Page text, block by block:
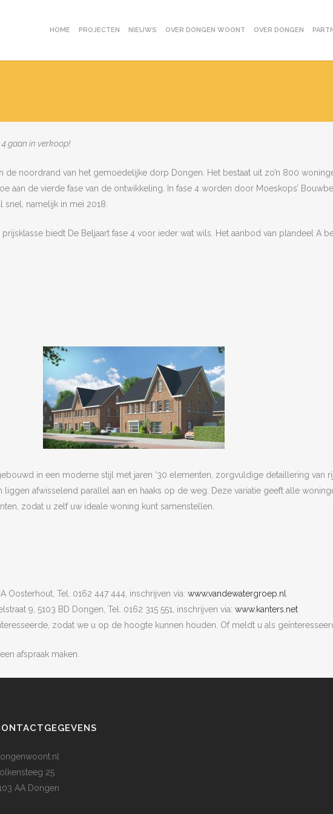
HOME PROJECTEN NIEUWS OVER DONGEN WOONT OVER DONGEN
gaan in verkoop!
de noordrand van het gemoedelijke dorp Dongen. Het bestaat uit zo’n 800
aan de vierde fase van de ontwikkeling. In fase 4 worden door Moeskops’
namelijk in mei 2018.
biedt De Beljaart fase 4 voor ieder wat wils. Het aanbod van plandeel A
in een moderne stijl met jaren ’30 elementen, zorgvuldige detaillering van
afwisselend parallel aan en haaks op de weg. Deze variatie geeft alle
zodat u zelf uw ideale woning kunt samenstellen.
Oosterhout, Tel. 0162 447 444, inschrijven via: www.vandewatergroep.nl
9, 5103 BD Dongen, Tel. 0162 315 551, inschrijven via: www.kanters.net
zodat we u op de hoogte kunnen houden. Of meldt u als
afspraak maken.
25
AA Dongen